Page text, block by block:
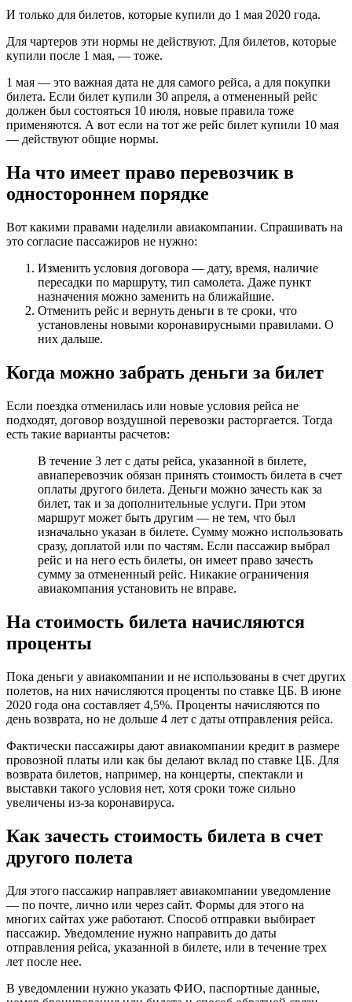
И только для билетов, которые купили до 1 мая 2020 года.
Для чартеров эти нормы не действуют. Для билетов, которые
купили после 1 мая, — тоже.
1 мая — это важная дата не для самого рейса, а для покупки
билета. Если билет купили 30 апреля, а отмененный рейс
должен был состояться 10 июля, новые правила тоже
применяются. А вот если на тот же рейс билет купили 10 мая
— действуют общие нормы.
На что имеет право перевозчик в
одностороннем порядке
Вот какими правами наделили авиакомпании. Спрашивать на
это согласие пассажиров не нужно:
Изменить условия договора — дату, время, наличие
пересадки по маршруту, тип самолета. Даже пункт
назначения можно заменить на ближайшие.
Отменить рейс и вернуть деньги в те сроки, что
установлены новыми коронавирусными правилами. О
них дальше.
Когда можно забрать деньги за билет
Если поездка отменилась или новые условия рейса не
подходят, договор воздушной перевозки расторгается. Тогда
есть такие варианты расчетов:
В течение 3 лет с даты рейса, указанной в билете,
авиаперевозчик обязан принять стоимость билета в счет
оплаты другого билета. Деньги можно зачесть как за
билет, так и за дополнительные услуги. При этом
маршрут может быть другим — не тем, что был
изначально указан в билете. Сумму можно использовать
сразу, доплатой или по частям. Если пассажир выбрал
рейс и на него есть билеты, он имеет право зачесть
сумму за отмененный рейс. Никакие ограничения
авиакомпания установить не вправе.
На стоимость билета начисляются
проценты
Пока деньги у авиакомпании и не использованы в счет других
полетов, на них начисляются проценты по ставке ЦБ. В июне
2020 года она составляет 4,5%. Проценты начисляются по
день возврата, но не дольше 4 лет с даты отправления рейса.
Фактически пассажиры дают авиакомпании кредит в размере
провозной платы или как бы делают вклад по ставке ЦБ. Для
возврата билетов, например, на концерты, спектакли и
выставки такого условия нет, хотя сроки тоже сильно
увеличены из-за коронавируса.
Как зачесть стоимость билета в счет
другого полета
Для этого пассажир направляет авиакомпании уведомление
— по почте, лично или через сайт. Формы для этого на
многих сайтах уже работают. Способ отправки выбирает
пассажир. Уведомление нужно направить до даты
отправления рейса, указанной в билете, или в течение трех
лет после нее.
В уведомлении нужно указать ФИО, паспортные данные,